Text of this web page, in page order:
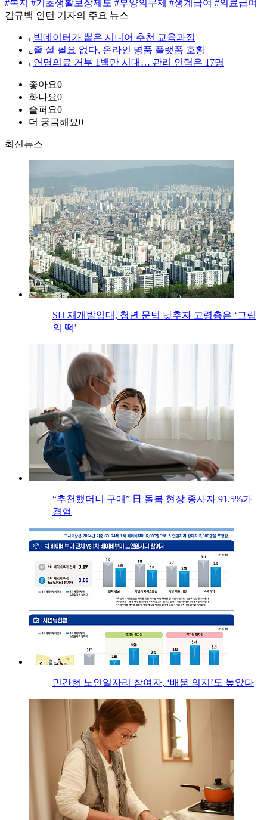
#복지 #기초생활보장제도 #부양의무제 #생계급여 #의료급여
김규백 인턴 기자의 주요 뉴스
⌞ 빅데이터가 뽑은 시니어 추천 교육과정
⌞ 줄 설 필요 없다, 온라인 명품 플랫폼 호황
⌞ 연명의료 거부 1백만 시대… 관리 인력은 17명
좋아요0
화나요0
슬퍼요0
더 궁금해요0
최신뉴스
SH 재개발임대, 청년 문턱 낮추자 고령층은 ‘그림
의 떡’
“추천했더니 구매” 日 돌봄 현장 종사자 91.5%가
경험
민간형 노인일자리 참여자, ‘배움 의지’도 높았다